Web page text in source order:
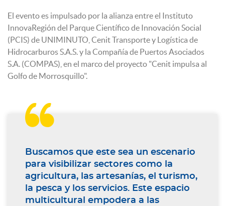
El evento es impulsado por la alianza entre el Instituto
InnovaRegión del Parque Científico de Innovación Social
(PCIS) de UNIMINUTO, Cenit Transporte y Logística de
Hidrocarburos S.A.S. y la Compañía de Puertos Asociados
S.A. (COMPAS), en el marco del proyecto "Cenit impulsa al
Golfo de Morrosquillo".

Buscamos que este sea un escenario
para visibilizar sectores como la
agricultura, las artesanías, el turismo,
la pesca y los servicios. Este espacio
multicultural empodera a las